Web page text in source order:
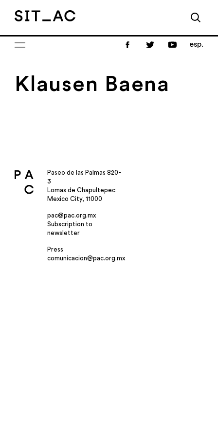
esp.
Klausen Baena
Paseo de las Palmas 820-
3
Lomas de Chapultepec
Mexico City, 11000
pac@pac.org.mx
Subscription to
newsletter
Press
comunicacion@pac.org.mx